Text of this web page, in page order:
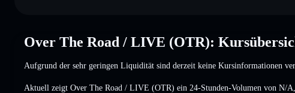
Over The Road / LIVE (OTR):
Aufgrund der sehr geringen Liquidität sind derzeit keine Kursinformationen
Aktuell zeigt Over The Road / LIVE (OTR) ein 24-Stunden-Volumen von N/A